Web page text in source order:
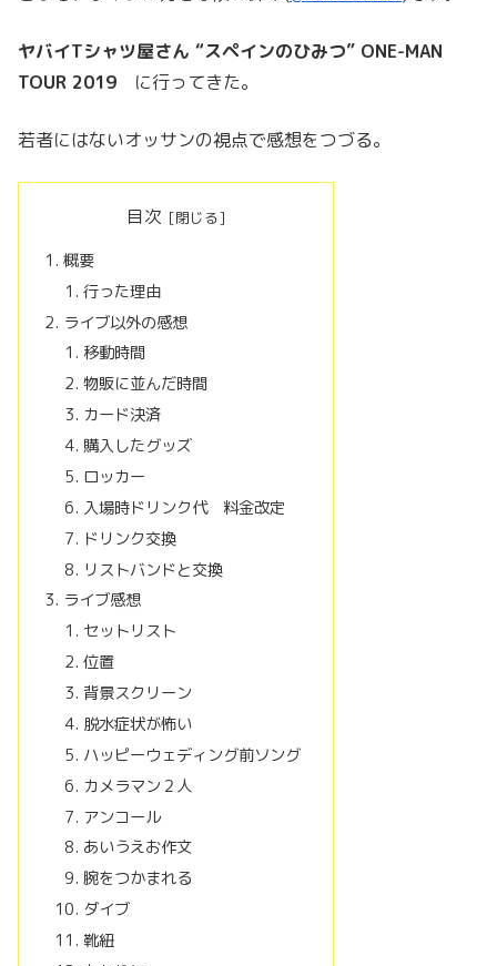
ヤバイTシャツ屋さん “スペインのひみつ” ONE-MAN
TOUR 2019 に行ってきた。
若者にはないオッサンの視点で感想をつづる。
目次
概要
行った理由
ライブ以外の感想
移動時間
物販に並んだ時間
カード決済
購入したグッズ
ロッカー
入場時ドリンク代 料金改定
ドリンク交換
リストバンドと交換
ライブ感想
セットリスト
位置
背景スクリーン
脱水症状が怖い
ハッピーウェディング前ソング
カメラマン２人
アンコール
あいうえお作文
腕をつかまれる
ダイブ
靴紐